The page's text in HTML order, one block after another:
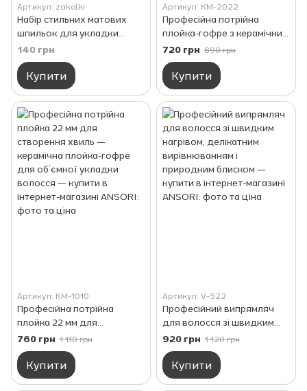
Артикул: zakolki
Набір стильних матових
шпильок для укладки
волосся, 8 шт.
140 грн
Купити
Артикул: KM-2022
Професійна потрійна
плойка-гофре з керамічним
покриттям для створення
хвиль та об’ємної укладки
волосся
720 грн 890 грн
Купити
Артикул: KM-1010
Професійна потрійна
плойка 22 мм для
створення хвиль —
керамічна плойка-гофре
для об’ємної укладки
волосся
760 грн 1 110 грн
Купити
Артикул: V-522
Професійний випрямляч
для волосся зі швидким
нагрівом, делікатним
вирівнюванням і
природним блиском
920 грн 1 120 грн
Купити